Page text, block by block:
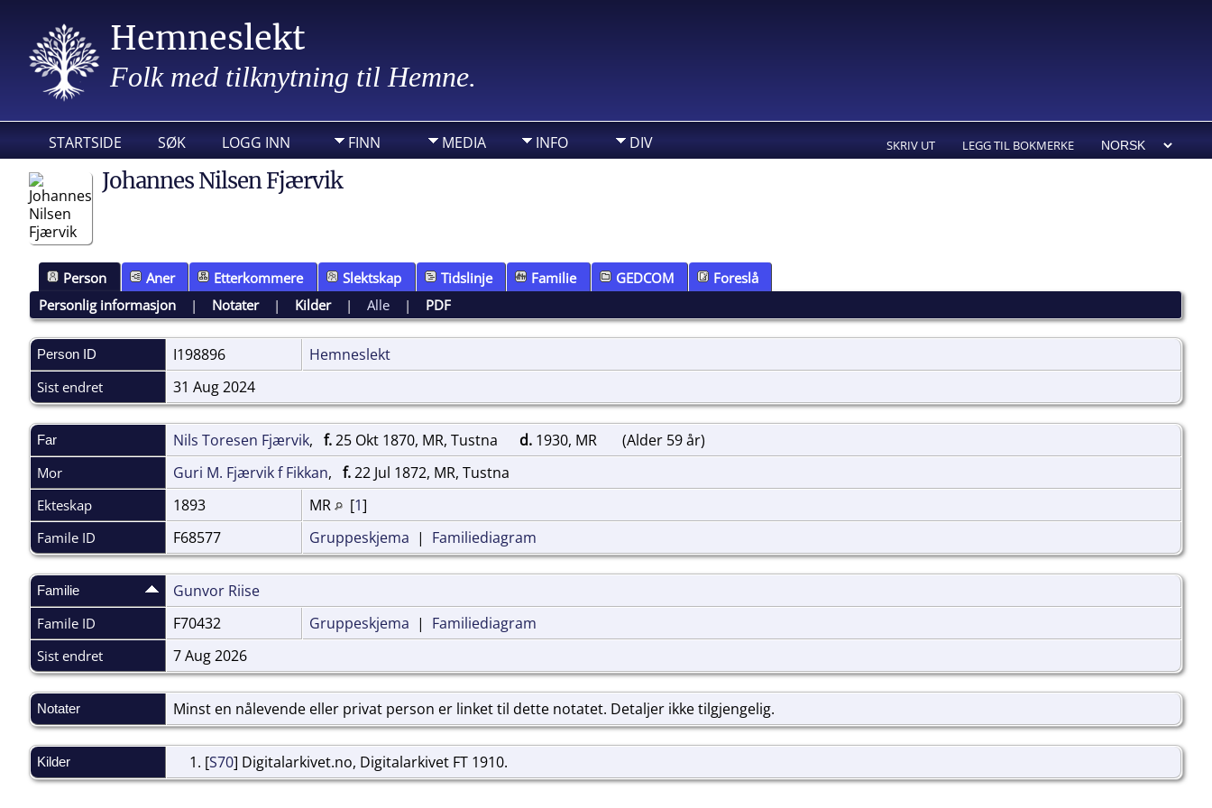
Hemneslekt
Folk med tilknytning til Hemne.
STARTSIDE SØK LOGG INN FINN MEDIA INFO DIV SKRIV UT LEGG TIL BOKMERKE
Johannes Nilsen Fjærvik
Person Aner Etterkommere Slektskap Tidslinje Familie GEDCOM
Foreslå
Personlig informasjon | Notater| Kilder|Alle | PDF
Person ID I198896 Hemneslekt
Sist endret 31 Aug 2024
Far Nils Toresen Fjærvik, f.25 Okt 1870, MR, Tustna d. 1930, MR (Alder 59 år)
Mor Guri M. Fjærvik f Fikkan, f.22 Jul 1872, MR, Tustna
Ekteskap 1893 MR [1]
Famile ID F68577 Gruppeskjema | Familiediagram
Familie Gunvor Riise
Famile ID F70432 Gruppeskjema | Familiediagram
Sist endret 7 Aug 2026
Notater Minst en nålevende eller privat person er linket til dette notatet. Detaljer ikke tilgjengelig.
Kilder [S70] Digitalarkivet.no, Digitalarkivet FT 1910.